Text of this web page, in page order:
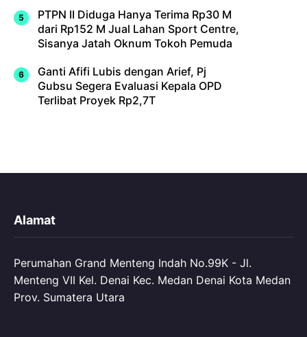
PTPN II Diduga Hanya Terima Rp30 M
dari Rp152 M Jual Lahan Sport Centre,
Sisanya Jatah Oknum Tokoh Pemuda
Ganti Afifi Lubis dengan Arief, Pj
Gubsu Segera Evaluasi Kepala OPD
Terlibat Proyek Rp2,7T
Alamat
Perumahan Grand Menteng Indah No.99K - Jl.
Menteng VII Kel. Denai Kec. Medan Denai Kota Medan
Prov. Sumatera Utara